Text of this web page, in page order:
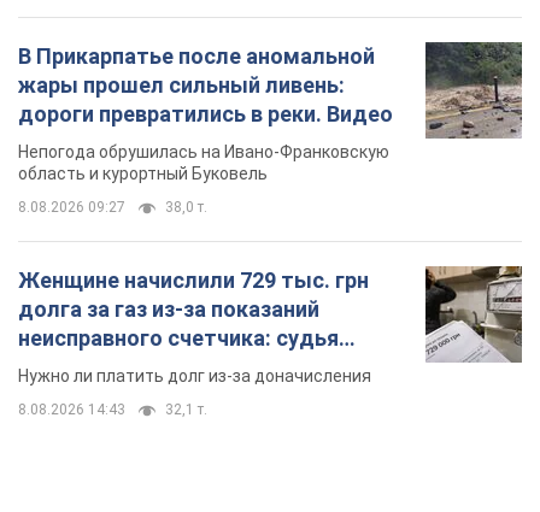
В Прикарпатье после аномальной
жары прошел сильный ливень:
дороги превратились в реки. Видео
Непогода обрушилась на Ивано-Франковскую
область и курортный Буковель
8.08.2026 09:27 38,0 т.
Женщине начислили 729 тыс. грн
долга за газ из-за показаний
неисправного счетчика: судья
вынес неожиданное решение
Нужно ли платить долг из-за доначисления
8.08.2026 14:43 32,1 т.